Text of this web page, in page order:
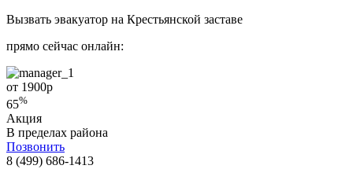
Вызвать эвакуатор на Крестьянской заставе
прямо сейчас онлайн:
от 1900р
65%
Акция
В пределах района
Позвонить
8 (499) 686-1413